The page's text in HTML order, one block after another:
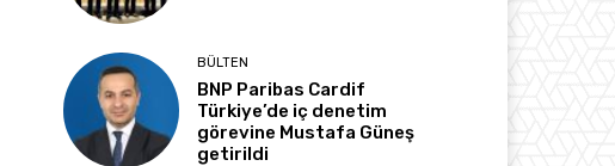
BÜLTEN
BNP Paribas Cardif
Türkiye’de iç denetim
görevine Mustafa Güneş
getirildi